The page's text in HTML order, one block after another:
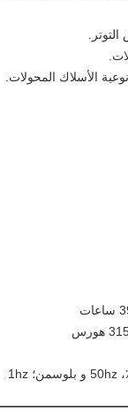
الأسلاك المحولات.